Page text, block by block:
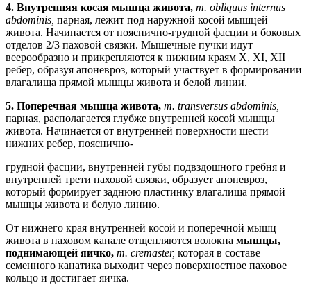
4. Внутренняя косая мышца живота, т. obliquus internus
abdominis, парная, лежит под наружной косой мышцей
живота. Начинается от пояснично-грудной фасции и боковых
отделов 2/3 паховой связки. Мышечные пучки идут
веерообразно и прикрепляются к нижним краям X, XI, XII
ребер, образуя апоневроз, который участвует в формировании
влагалища прямой мышцы живота и белой линии.
5. Поперечная мышца живота, т. transversus abdominis,
парная, располагается глубже внутренней косой мышцы
живота. Начинается от внутренней поверхности шести
нижних ребер, пояснично-
грудной фасции, внутренней губы подвздошного гребня и
внутренней трети паховой связки, образует апоневроз,
который формирует заднюю пластинку влагалища прямой
мышцы живота и белую линию.
От нижнего края внутренней косой и поперечной мышц
живота в паховом канале отщепляются волокна мышцы,
поднимающей яичко, т. cremaster, которая в составе
семенного канатика выходит через поверхностное паховое
кольцо и достигает яичка.